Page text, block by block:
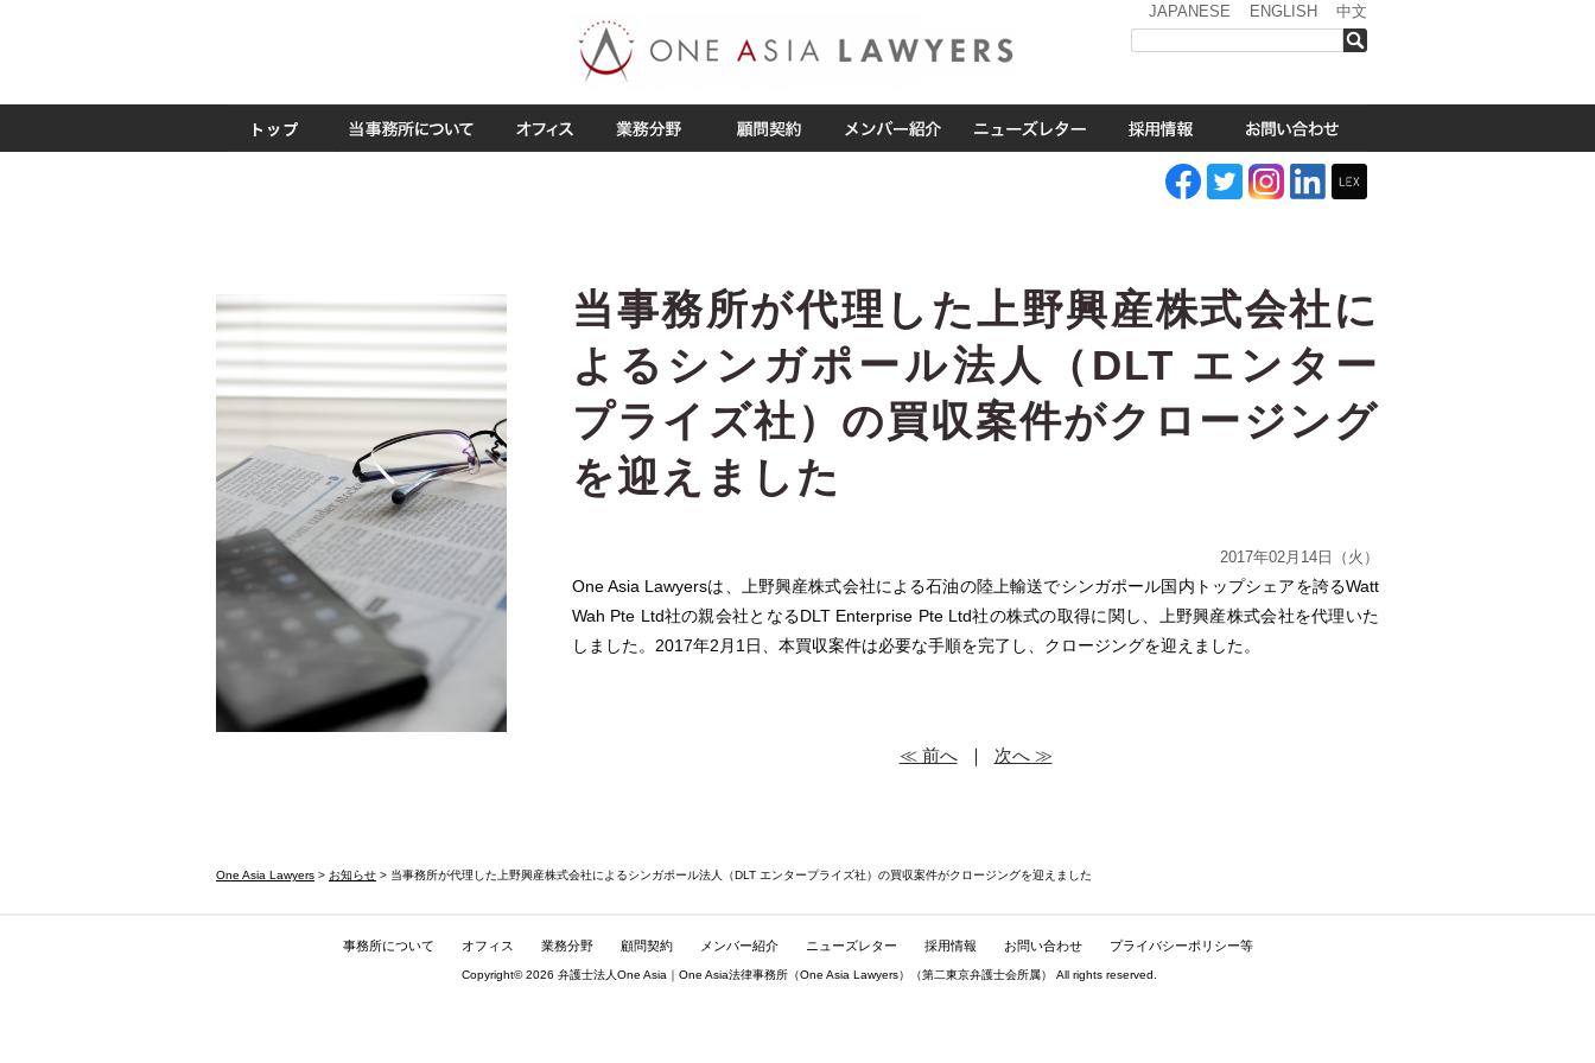
JAPANESE ENGLISH 中文
One Asia Lawyers > お知らせ > 当事務所が代理した上野興産株式会社によるシンガポール法人（DLT エンタープライズ社）の買収案件がクロージングを迎えました
当事務所が代理した上野興産株式会社に
よるシンガポール法人（DLT エンター
プライズ社）の買収案件がクロージング
を迎えました
2017年02月14日（火）
One Asia Lawyersは、上野興産株式会社による石油の陸上輸送でシンガポール国内トップシェアを誇るWatt
Wah Pte Ltd社の親会社となるDLT Enterprise Pte Ltd社の株式の取得に関し、上野興産株式会社を代理いた
しました。2017年2月1日、本買収案件は必要な手順を完了し、クロージングを迎えました。
≪ 前へ｜ 次へ ≫
事務所について オフィス 業務分野 顧問契約 メンバー紹介 ニューズレター 採用情報 お問い合わせ プライバシーポリシー等
Copyright© 2026 弁護士法人One Asia｜One Asia法律事務所（One Asia Lawyers）（第二東京弁護士会所属） All rights reserved.